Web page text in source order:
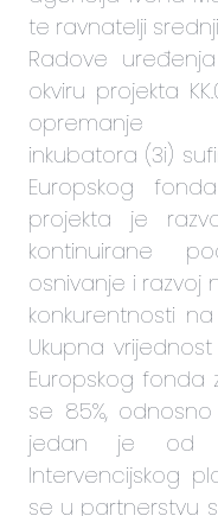
te ravnatelji
Radove
okviru projekta
opremanje
inkubatora (3i)
Europskog
projekta je
kontinuirane
osnivanje i
konkurentnosti
Ukupna vrijednost
Europskog fonda
se 85%, odnosno
jedan je od
Intervencijskog
se u partnerstvu